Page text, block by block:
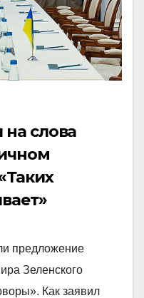
на слова
предложение
Зеленского
Как заявил